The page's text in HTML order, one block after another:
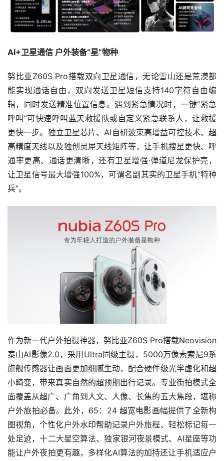
AI+卫星通信 户外装备“星”物种
努比亚Z60S Pro搭载双向卫星通信，无论雪山还是荒漠都
能实现通话自由，双向发送卫星短信支持140字符自由编
辑，同时发送精准位置信息。遇到紧急情况时，一键“紧急
呼叫”可快速呼叫蓝天救援队或自定义紧急联系人，让救援
更快一步。独立卫星芯片、AI自研波束高增益可控技术、超
高精度天线以及独创灵犀天线矩阵等，让手机搜星更快、呼
通率更高、通话更清晰，还有卫星增强·弹道尼龙保护壳，
让卫星信号最大增强100%，可谓名副其实的卫星手机“特种
兵”。
作为新一代户外拍摄神器，努比亚Z60S Pro搭载Neovision
泰山AI影像2.0，采用Ultra同级主摄，5000万像素索尼9系
旗舰传感器让画面更加细腻生动，配合硬件级光学虚化和超
小畸变，带来真实自然的超预期出行记录。专业街拍模式全
面覆盖从超广、广角到人文、人像、长焦的五大焦段，堪称
户外旅拍必备。此外，65：24 超宽电影画幅提供了全新构
图视角，个性化户外水印帮助记录户外旅程、轻松标记每一
处足迹，十二大星空算法、独家银河夜景模式、AI星座等功
能让户外夜拍更有趣，多样化AI算法的加持还让手机适应户